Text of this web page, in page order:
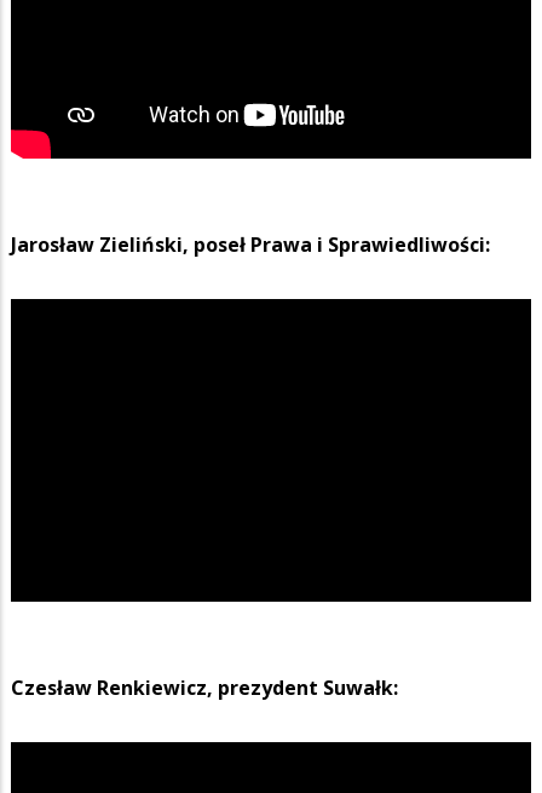
Jarosław Zieliński, poseł Prawa i Sprawiedliwości:
Czesław Renkiewicz, prezydent Suwałk: